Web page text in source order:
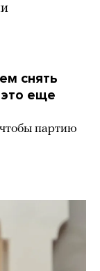
снять
еще
партию